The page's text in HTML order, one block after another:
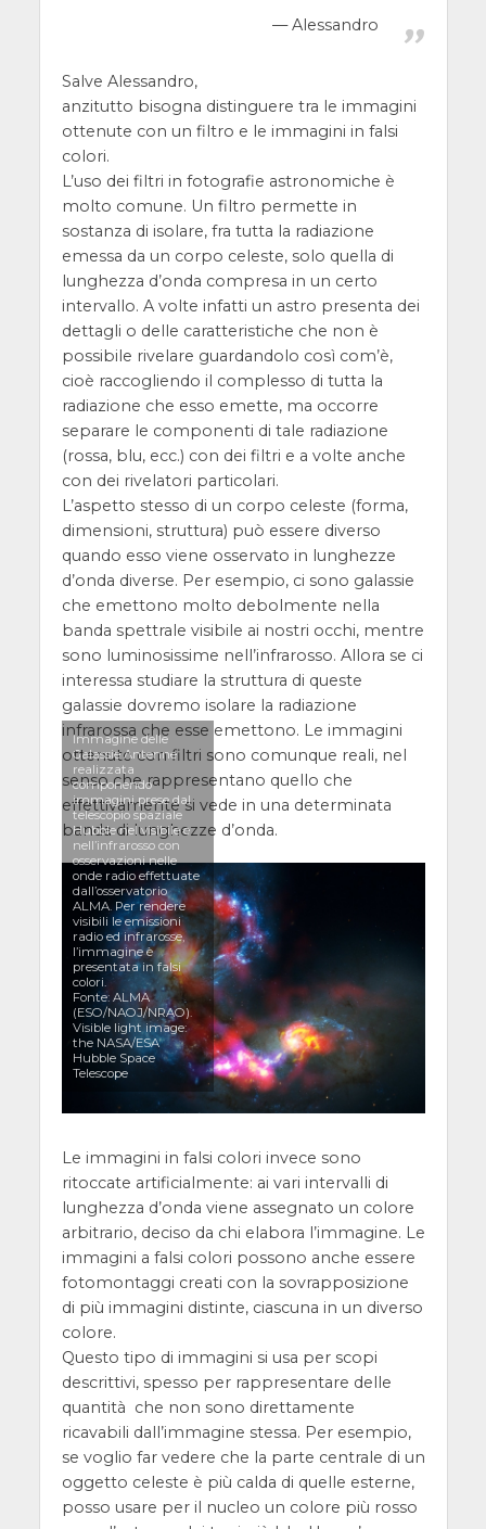
Alessandro
Salve Alessandro,
anzitutto bisogna distinguere tra le immagini
ottenute con un filtro e le immagini in falsi
colori.
L’uso dei filtri in fotografie astronomiche è
molto comune. Un filtro permette in
sostanza di isolare, fra tutta la radiazione
emessa da un corpo celeste, solo quella di
lunghezza d’onda compresa in un certo
intervallo. A volte infatti un astro presenta dei
dettagli o delle caratteristiche che non è
possibile rivelare guardandolo così com’è,
cioè raccogliendo il complesso di tutta la
radiazione che esso emette, ma occorre
separare le componenti di tale radiazione
(rossa, blu, ecc.) con dei filtri e a volte anche
con dei rivelatori particolari.
L’aspetto stesso di un corpo celeste (forma,
dimensioni, struttura) può essere diverso
quando esso viene osservato in lunghezze
d’onda diverse. Per esempio, ci sono galassie
che emettono molto debolmente nella
banda spettrale visibile ai nostri occhi, mentre
sono luminosissime nell’infrarosso. Allora se ci
interessa studiare la struttura di queste
galassie dovremo isolare la radiazione
infrarossa che esse emettono. Le immagini
ottenute con filtri sono comunque reali, nel
senso che rappresentano quello che
effettivamente si vede in una determinata
banda di lunghezze d’onda.
Immagine delle
Galassie Antenne
realizzata
componendo
immagini prese dal
telescopio spaziale
Hubble nel visibile e
nell’infrarosso con
osservazioni nelle
onde radio effettuate
dall’osservatorio
ALMA. Per rendere
visibili le emissioni
radio ed infrarosse,
l’immagine è
presentata in falsi
colori.
Fonte: ALMA
(ESO/NAOJ/NRAO).
Visible light image:
the NASA/ESA
Hubble Space
Telescope
Le immagini in falsi colori invece sono
ritoccate artificialmente: ai vari intervalli di
lunghezza d’onda viene assegnato un colore
arbitrario, deciso da chi elabora l’immagine. Le
immagini a falsi colori possono anche essere
fotomontaggi creati con la sovrapposizione
di più immagini distinte, ciascuna in un diverso
colore.
Questo tipo di immagini si usa per scopi
descrittivi, spesso per rappresentare delle
quantità che non sono direttamente
ricavabili dall’immagine stessa. Per esempio,
se voglio far vedere che la parte centrale di un
oggetto celeste è più calda di quelle esterne,
posso usare per il nucleo un colore più rosso